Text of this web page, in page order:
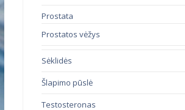
Prostata
Prostatos vėžys
Sėklidės
Šlapimo pūslė
Testosteronas